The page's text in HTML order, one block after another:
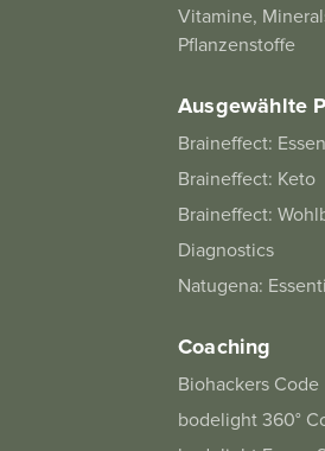
Vitamine,
Pflanzenstoffe
Ausgewählte
Braineffect:
Braineffect: Keto
Braineffect:
Diagnostics
Natugena:
Coaching
Biohackers Code
bodelight 360°